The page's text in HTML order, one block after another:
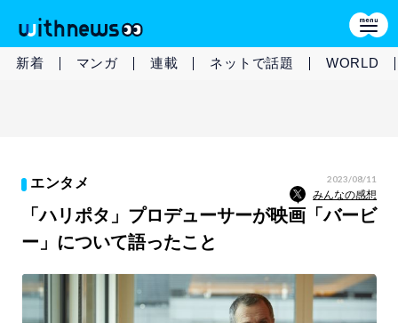
新着 マンガ 連載 ネットで話題 WORLD
エンタメ 2023/08/11
みんなの感想
「ハリポタ」プロデューサーが映画「バービ
ー」について語ったこと